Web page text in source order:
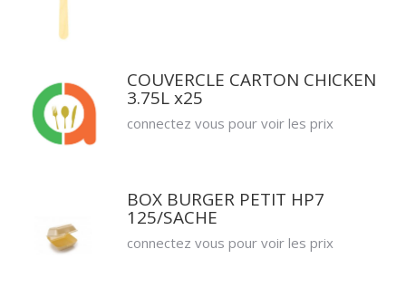
COUVERCLE CARTON CHICKEN
3.75L x25
connectez vous pour voir les prix
BOX BURGER PETIT HP7
125/SACHE
connectez vous pour voir les prix